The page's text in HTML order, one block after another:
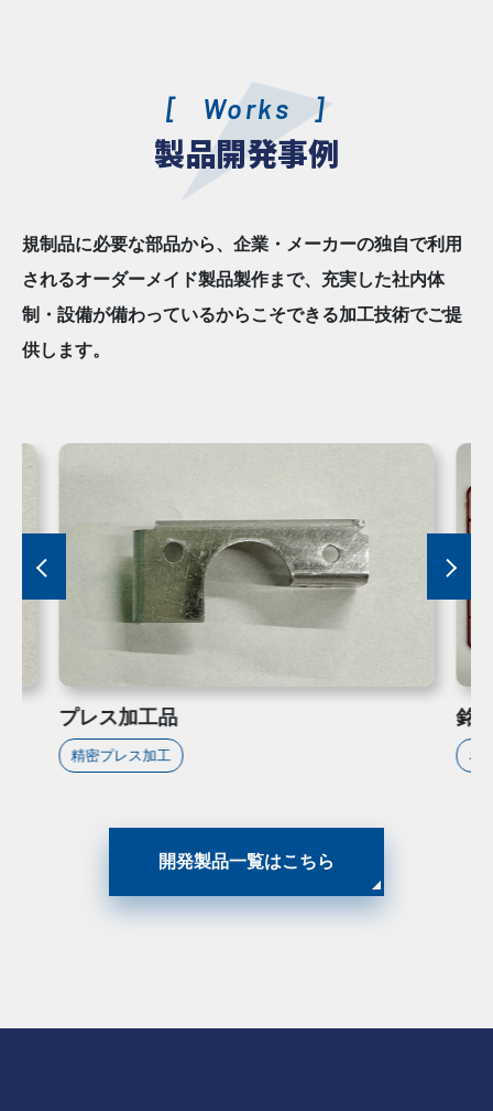
Works
製品開発事例
規制品に必要な部品から、企業・メーカーの独自で利用
されるオーダーメイド製品製作まで、充実した社内体
制・設備が備わっているからこそできる加工技術でご提
供します。
プレス加工品
精密プレス加工
銘
ネ
開発製品一覧はこちら